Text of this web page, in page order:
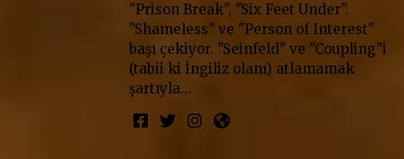
"Prison Break", "Six Feet Under".
"Shameless" ve "Person of Interest"
başı çekiyor. "Seinfeld" ve "Coupling"i
(tabii ki İngiliz olanı) atlamamak
şartıyla…